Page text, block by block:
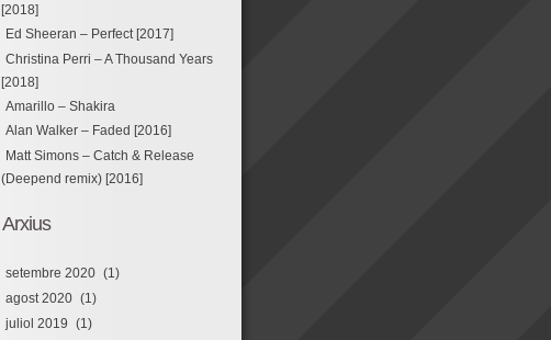
[2018]
Ed Sheeran – Perfect [2017]
Christina Perri – A Thousand Years
[2018]
Amarillo – Shakira
Alan Walker – Faded [2016]
Matt Simons – Catch & Release
(Deepend remix) [2016]
Arxius
setembre 2020 (1)
agost 2020 (1)
juliol 2019 (1)